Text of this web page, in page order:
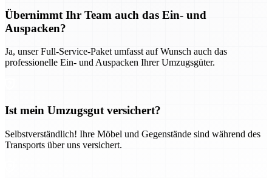
Übernimmt Ihr Team auch das Ein- und
Auspacken?
Ja, unser Full-Service-Paket umfasst auf Wunsch auch das
professionelle Ein- und Auspacken Ihrer Umzugsgüter.
Ist mein Umzugsgut versichert?
Selbstverständlich! Ihre Möbel und Gegenstände sind während des
Transports über uns versichert.